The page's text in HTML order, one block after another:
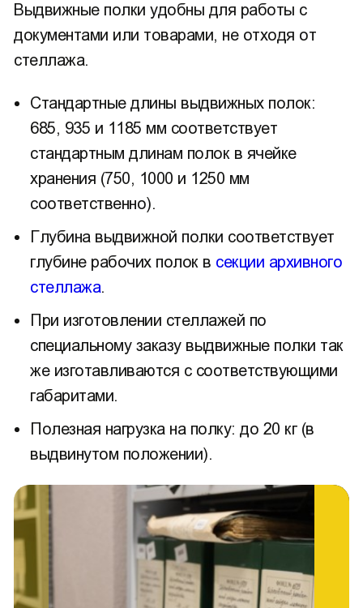
Выдвижные полки удобны для работы с
документами или товарами, не отходя от
стеллажа.
Стандартные длины выдвижных полок:
685, 935 и 1185 мм соответствует
стандартным длинам полок в ячейке
хранения (750, 1000 и 1250 мм
соответственно).
Глубина выдвижной полки соответствует
глубине рабочих полок в секции архивного
стеллажа.
При изготовлении стеллажей по
специальному заказу выдвижные полки так
же изготавливаются с соответствующими
габаритами.
Полезная нагрузка на полку: до 20 кг (в
выдвинутом положении).